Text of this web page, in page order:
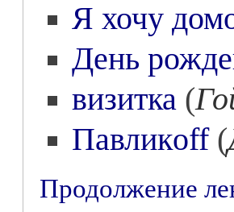
Я хочу
День
визитка (
Павликoff(
Продолжение